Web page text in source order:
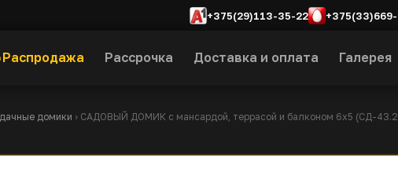
+375(29)113-35-22
Распродажа Рассрочка Доставка и оплата Галерея
домики › САДОВЫЙ ДОМИК с мансардой, террасой и балконом 6х5 (СД-